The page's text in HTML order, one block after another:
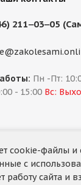
211‒03‒05
Пн -Пт:
- 15:00 Вс:
сайта —
cookie-файлы и
с
работу сайта и